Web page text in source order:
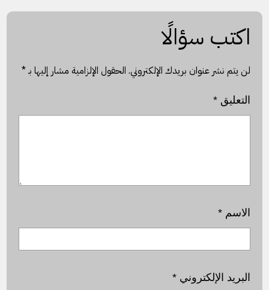
اكتب سؤالًا
لن يتم نشر عنوان بريدك الإلكتروني. الحقول الإلزامية مشار إليها بـ*
التعليق*
الاسم*
البريد الإلكتروني*